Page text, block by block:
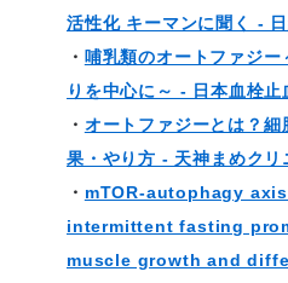
活性化 キーマンに聞く -
・ 哺乳類のオートファジ
りを中心に～ - 日本血栓止
・ オートファジーとは？
果・やり方 - 天神まめクリ
・ mTOR-autophagy
intermittent fasting
muscle growth and